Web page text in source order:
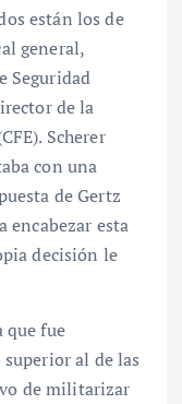
están los de
general,
Seguridad
de la
Scherer
con una
de Gertz
encabezar esta
decisión le
que fue
al de las
de militarizar